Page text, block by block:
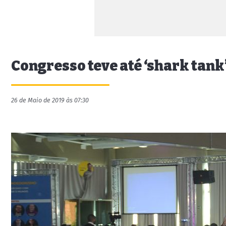
Congresso teve até ‘shark
26 de Maio de 2019 às 07:30